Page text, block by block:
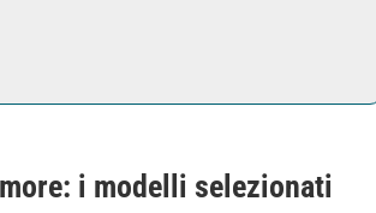
i modelli selezionati